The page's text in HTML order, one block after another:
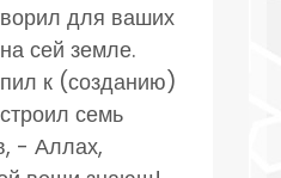
для ваших
сей земле.
к (созданию)
семь
- Аллах,